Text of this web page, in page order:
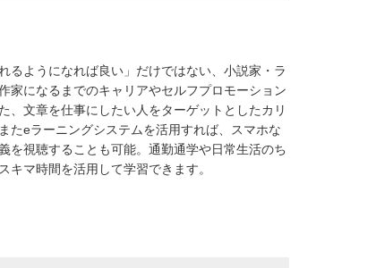
れるようになれば良い」だけではない、小説家・ラ
家になるまでのキャリアやセルフプロモーション
、文章を仕事にしたい人をターゲットとしたカリ
たeラーニングシステムを活用すれば、スマホな
を視聴することも可能。通勤通学や日常生活のち
キマ時間を活用して学習できます。